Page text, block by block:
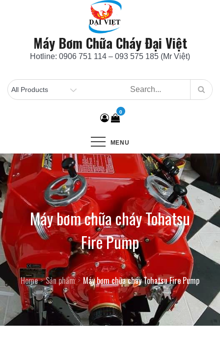
Máy Bơm Chữa Cháy Đại Việt
Hotline: 0906 751 114 – 093 575 185 (Mr Việt)
0
MENU
Máy bơm chữa cháy Tohatsu
Fire Pump
Home Sản phẩm Máy bơm chữa cháy Tohatsu Fire Pump